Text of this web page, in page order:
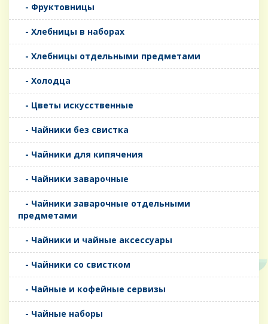
- Фруктовницы
- Хлебницы в наборах
- Хлебницы отдельными предметами
- Холодца
- Цветы искусственные
- Чайники без свистка
- Чайники для кипячения
- Чайники заварочные
- Чайники заварочные отдельными
предметами
- Чайники и чайные аксессуары
- Чайники со свистком
- Чайные и кофейные сервизы
- Чайные наборы